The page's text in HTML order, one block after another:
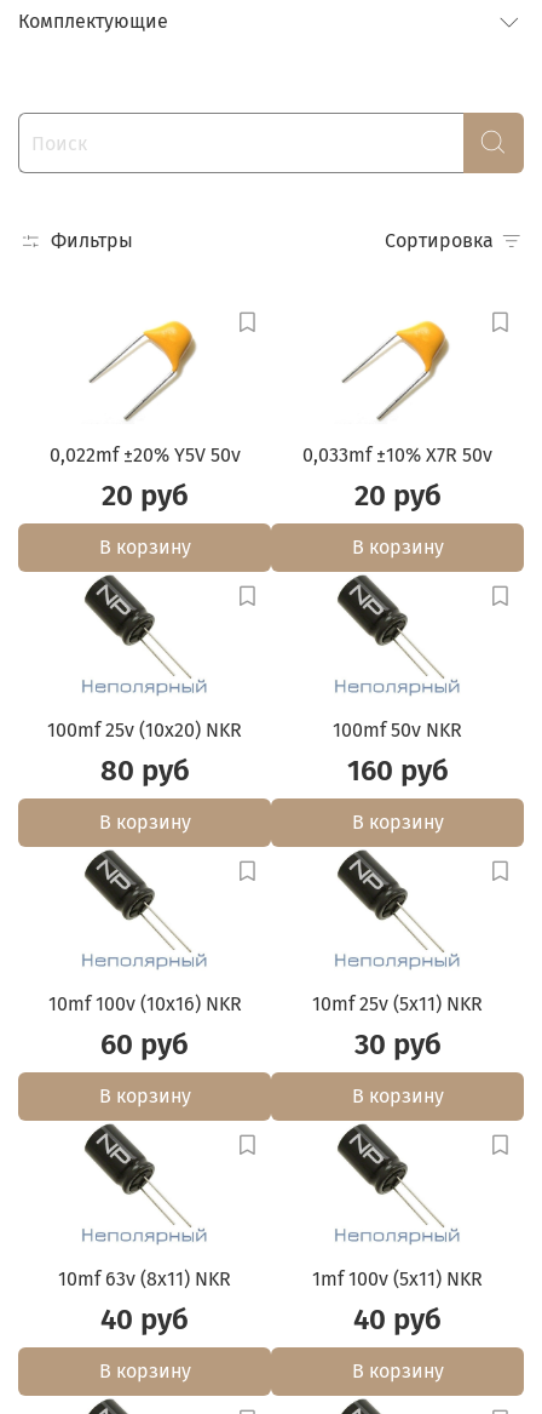
Фильтры Сортировка
0,022mf ±20% Y5V 50v
20 руб
В корзину
0,033mf ±10% X7R 50v
20 руб
В корзину
100mf 25v (10x20) NKR
80 руб
В корзину
100mf 50v NKR
160 руб
В корзину
10mf 100v (10x16) NKR
60 руб
В корзину
10mf 25v (5x11) NKR
30 руб
В корзину
10mf 63v (8x11) NKR
40 руб
В корзину
1mf 100v (5x11) NKR
40 руб
В корзину
Комплектующие